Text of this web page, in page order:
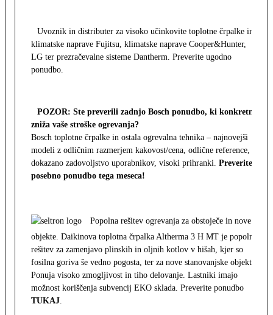
Uvoznik in distributer za visoko učinkovite toplotne črpalke in
klimatske naprave Fujitsu, klimatske naprave Cooper&Hunter,
LG ter prezračevalne sisteme Dantherm. Preverite ugodno
ponudbo.
POZOR: Ste preverili zadnjo Bosch ponudbo, ki konkretno
zniža vaše stroške ogrevanja?
Bosch toplotne črpalke in ostala ogrevalna tehnika – najnovejši
modeli z odličnim razmerjem kakovost/cena, odlične reference,
dokazano zadovoljstvo uporabnikov, visoki prihranki. Preverite
posebno ponudbo tega meseca!
Popolna rešitev ogrevanja za obstoječe in nove
objekte. Daikinova toplotna črpalka Altherma 3 H MT je popolna
rešitev za zamenjavo plinskih in oljnih kotlov v hišah, kjer so
fosilna goriva še vedno pogosta, ter za nove stanovanjske objekte.
Ponuja visoko zmogljivost in tiho delovanje. Lastniki imajo
možnost koriščenja subvencij EKO sklada. Preverite ponudbo
TUKAJ.